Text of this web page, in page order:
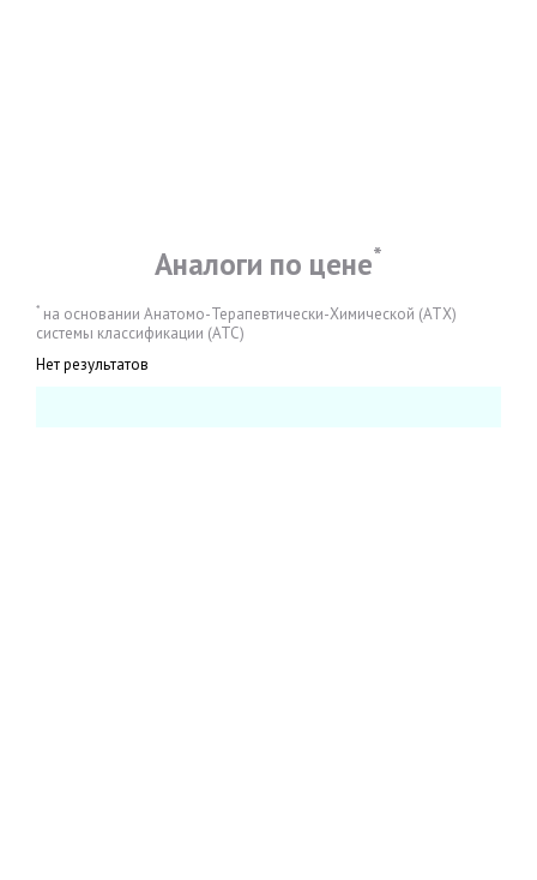
Аналоги по цене*
* на основании Анатомо-Терапевтически-Химической (АТХ)
системы классификации (АТС)
Нет результатов